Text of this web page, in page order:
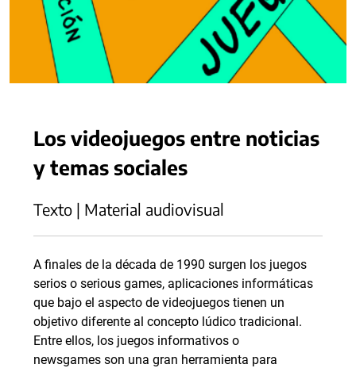
Los videojuegos entre noticias
y temas sociales
Texto | Material audiovisual
A finales de la década de 1990 surgen los juegos
serios o serious games, aplicaciones informáticas
que bajo el aspecto de videojuegos tienen un
objetivo diferente al concepto lúdico tradicional.
Entre ellos, los juegos informativos o
newsgames son una gran herramienta para